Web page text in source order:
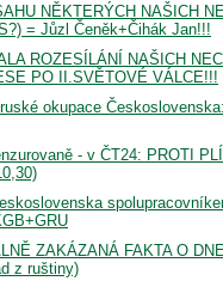
NĚKTERÝCH NAŠICH
= Jůzl Čeněk+Čihák Jan!!!
ROZESÍLÁNÍ NAŠICH
PO II.SVĚTOVÉ VÁLCE!!!
okupace
- v ČT24: PROTI
ZAKÁZANÁ FAKTA O
z ruštiny)